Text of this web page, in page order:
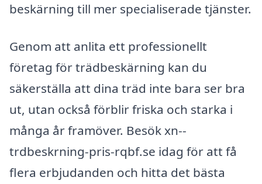
beskärning till mer specialiserade tjänster.
Genom att anlita ett professionellt
företag för trädbeskärning kan du
säkerställa att dina träd inte bara ser bra
ut, utan också förblir friska och starka i
många år framöver. Besök xn--
trdbeskrning-pris-rqbf.se idag för att få
flera erbjudanden och hitta det bästa